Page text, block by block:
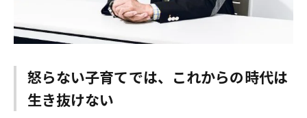
怒らない子育てでは、これからの時代は
生き抜けない